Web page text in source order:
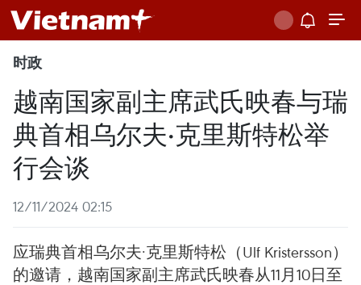
时政
越南国家副主席武氏映春与瑞
典首相乌尔夫·克里斯特松举
行会谈
12/11/2024 02:15
应瑞典首相乌尔夫·克里斯特松（Ulf Kristersson）
的邀请，越南国家副主席武氏映春从11月10日至